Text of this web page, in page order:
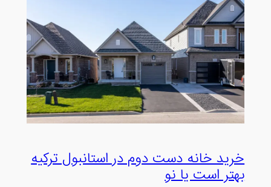
خرید خانه دست دوم در استانبول ترکیه
بهتر است یا نو